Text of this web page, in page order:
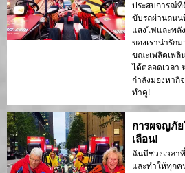
ประสบการณ์ที่
ขับรถผ่านถนน
แสงไฟและพลั
ของเราน่ารัก
ขณะเพลิดเพลิ
ได้ตลอดเวลา
กำลังมองหากิ
ทำดู!
การผจญภัย
เลือน!
ฉันมีช่วงเวลา
และทำให้ทุกค